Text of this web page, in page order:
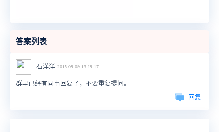
答案列表
石洋洋 2015-09-09 13:29:17
群里已经有同事回复了，不要重复提问。
回复